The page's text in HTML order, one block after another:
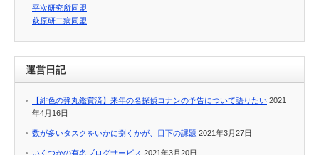
平次研究所同盟
萩原研二病同盟
運営日記
【緋色の弾丸鑑賞済】来年の名探偵コナンの予告について語りたい 2021
年4月16日
数が多いタスクをいかに捌くかが、目下の課題 2021年3月27日
いくつかの有名ブログサービス 2021年3月20日